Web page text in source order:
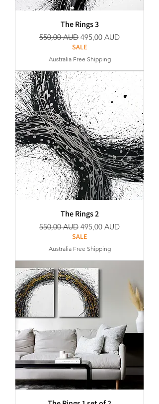
The Rings 3
Szokásos ár
550,00 AUD Akciós ár
495,00 AUD
SALE
Australia Free Shipping
The Rings 2
Szokásos ár
550,00 AUD Akciós ár
495,00 AUD
SALE
Australia Free Shipping